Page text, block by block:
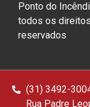
Ponto do
todos os direitos
reservados
(31) 3492-
Rua Padre